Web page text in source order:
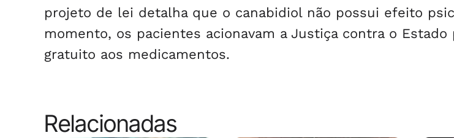
projeto de lei detalha que o canabidiol não possui efeito
momento, os pacientes acionavam a Justiça contra o Estado
gratuito aos medicamentos.
Relacionadas